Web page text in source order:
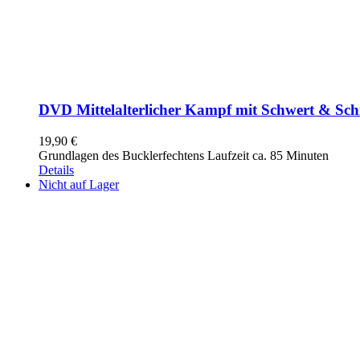
DVD Mittelalterlicher Kampf mit Schwert &
19,90 €
Grundlagen des Bucklerfechtens Laufzeit ca. 85 Minuten
Details
Nicht auf Lager